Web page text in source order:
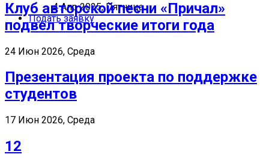
4 Апр 2025, Пятница
Подать заявку
Клуб авторской песни «Причал»
подвел творческие итоги года
24 Июн 2026, Среда
Презентация проекта по поддержке
студентов
17 Июн 2026, Среда
12